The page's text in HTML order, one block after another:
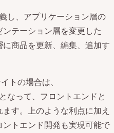
し、アプリケーション層の
テーション層を変更した
商品を更新、編集、追加す
トの場合は、
って、フロントエンドと
す。上のような利点に加え
トエンド開発も実現可能で